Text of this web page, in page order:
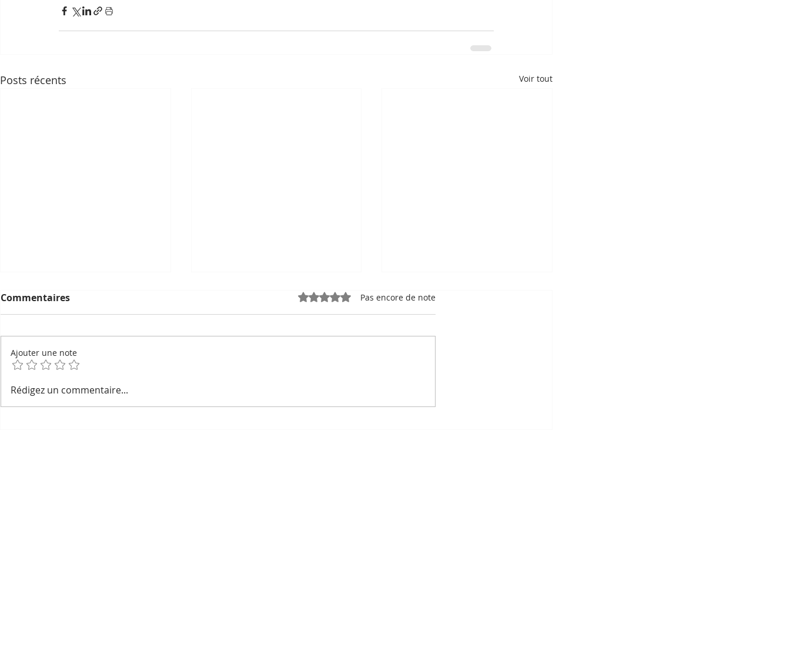
Posts récents Voir tout
Geckos devins, esprits du
foyer et noms secrets :
l'ombre du Stade
a survécu en dessinant le
Commentaires Noté 0 étoile sur 5.Pas encore de note
Ajouter une note
Rédigez un commentaire...